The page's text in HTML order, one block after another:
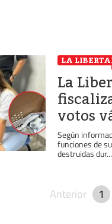
LA
La
votos
Según
funciones de
destruidas dur...
Anterior 1